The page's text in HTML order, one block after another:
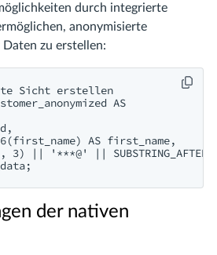
durch integrierte
anonymisierte
zu erstellen:
Sicht erstellen
AS
AS first_name,
3) || '***@' ||
der nativen